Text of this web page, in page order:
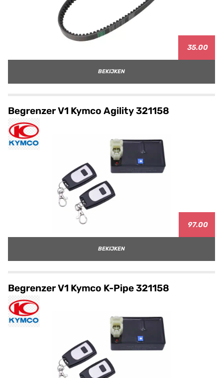
35.00
BEKIJKEN
Begrenzer V1 Kymco Agility 321158
97.00
BEKIJKEN
Begrenzer V1 Kymco K-Pipe 321158